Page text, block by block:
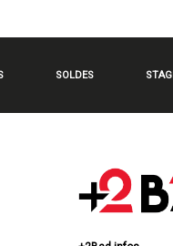
SOLDES